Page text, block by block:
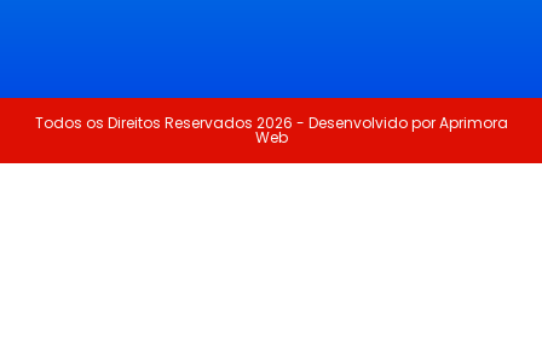
Todos os Direitos Reservados 2026 - Desenvolvido por Aprimora
Web